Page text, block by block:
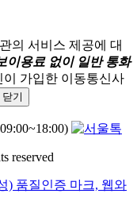
의 서비스 제공에 대
이용료 없이 일반 통화
가입한 이동통신사
기
reserved